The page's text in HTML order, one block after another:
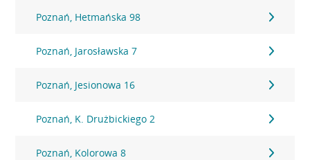
Poznań, Hetmańska 98
Poznań, Jarosławska 7
Poznań, Jesionowa 16
Poznań, K. Drużbickiego 2
Poznań, Kolorowa 8